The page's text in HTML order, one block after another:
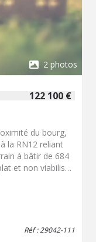
2 photos
122 100 €
du bourg,
la RN12 reliant
à bâtir de 684
et non viabilisé
calme et
Réf : 29042-111